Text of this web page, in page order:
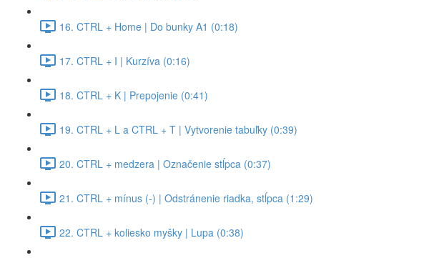
16. CTRL + Home | Do bunky A1 (0:18)
17. CTRL + I | Kurzíva (0:16)
18. CTRL + K | Prepojenie (0:41)
19. CTRL + L a CTRL + T | Vytvorenie tabuľky (0:39)
20. CTRL + medzera | Označenie stĺpca (0:37)
21. CTRL + mínus (-) | Odstránenie riadka, stĺpca (1:29)
22. CTRL + koliesko myšky | Lupa (0:38)